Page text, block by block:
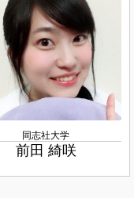
同志社大学
前田 綺咲